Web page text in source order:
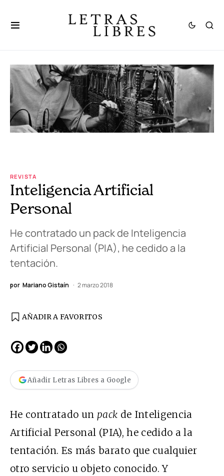
REVISTA
Inteligencia Artificial
Personal
He contratado un pack de Inteligencia
Artificial Personal (PIA), he cedido a la
tentación.
por Mariano Gistaín 2 marzo 2018
AÑADIR A FAVORITOS
Añadir Letras Libres a Google
He contratado un pack de Inteligencia
Artificial Personal (PIA), he cedido a la
tentación. Es más barato que cualquier
otro servicio u objeto conocido. Y